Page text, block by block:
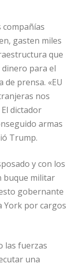
compañías
gasten miles
que
dinero para el
prensa. «EU
nos
dictador
armas
Trump.
y con los
buque militar
gobernante
York por cargos
las fuerzas
una